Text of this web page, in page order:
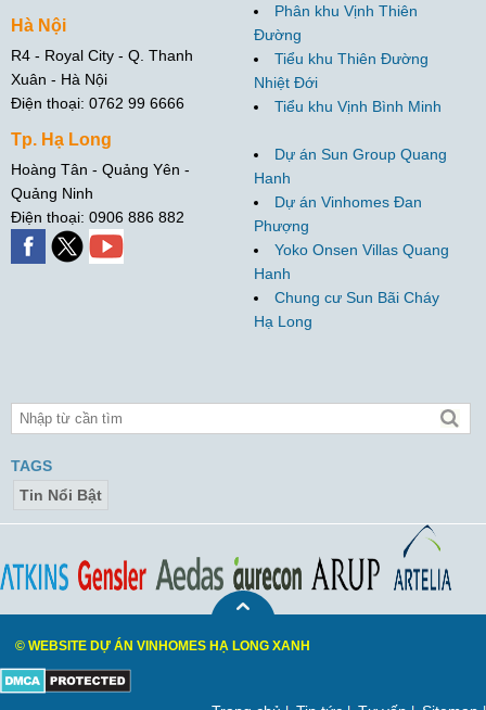
Hà Nội
R4 - Royal City - Q. Thanh
Xuân - Hà Nội
Điện thoại: 0762 99 6666
Tp. Hạ Long
Hoàng Tân - Quảng Yên -
Quảng Ninh
Điện thoại: 0906 886 882
Phân khu Vịnh Thiên
Đường
Tiểu khu Thiên Đường
Nhiệt Đới
Tiểu khu Vịnh Bình Minh
Dự án Sun Group Quang
Hanh
Dự án Vinhomes Đan
Phượng
Yoko Onsen Villas Quang
Hanh
Chung cư Sun Bãi Cháy
Hạ Long
TAGS
Tin Nổi Bật
© WEBSITE DỰ ÁN VINHOMES HẠ LONG XANH